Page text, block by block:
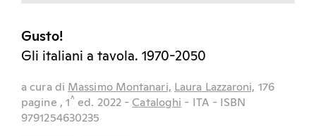
Gusto!
Gli italiani a tavola. 1970-2050
a cura di Massimo Montanari, Laura Lazzaroni, 176
pagine , 1^ ed. 2022 - Cataloghi - ITA - ISBN
9791254630235